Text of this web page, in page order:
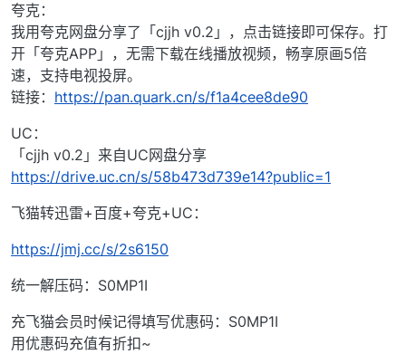
夸克：
我用夸克网盘分享了「cjjh v0.2」，点击链接即可保存。打
开「夸克APP」，无需下载在线播放视频，畅享原画5倍
速，支持电视投屏。
链接： https://pan.quark.cn/s/f1a4cee8de90
UC：
「cjjh v0.2」来自UC网盘分享
https://drive.uc.cn/s/58b473d739e14?public=1
飞猫转迅雷+百度+夸克+UC：
https://jmj.cc/s/2s6150
统一解压码：S0MP1I
充飞猫会员时候记得填写优惠码：S0MP1I
用优惠码充值有折扣~